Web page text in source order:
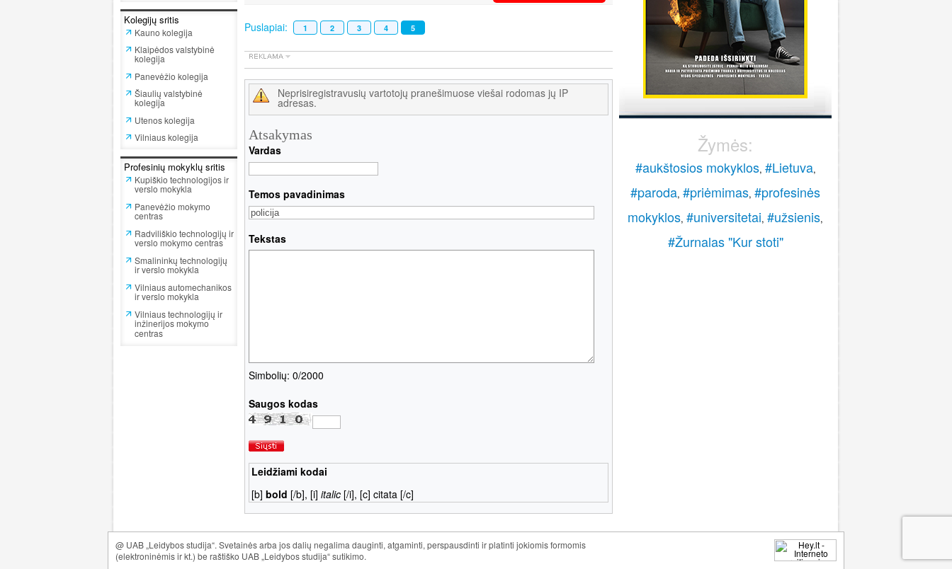
Kolegijų sritis
Kauno kolegija
Klaipėdos valstybinė
kolegija
Panevėžio kolegija
Šiaulių valstybinė
kolegija
Utenos kolegija
Vilniaus kolegija
Profesinių mokyklų sritis
Kupiškio technologijos ir
verslo mokykla
Panevėžio mokymo
centras
Radviliškio technologijų ir
verslo mokymo centras
Smalininkų technologijų
ir verslo mokykla
Vilniaus automechanikos
ir verslo mokykla
Vilniaus technologijų ir
inžinerijos mokymo
centras
Puslapiai: 1 2 3 4 5
Neprisiregistravusių vartotojų pranešimuose viešai rodomas jų IP
adresas.
Atsakymas
Vardas
Temos pavadinimas
Tekstas
Simbolių: 0/2000
Saugos kodas
Leidžiami kodai
[b] bold [/b], [i] italic [/i], [c] citata [/c]
Žymės:
#aukštosios mokyklos, #Lietuva,
#paroda, #priėmimas, #profesinės
mokyklos, #universitetai, #užsienis,
#Žurnalas "Kur stoti"
@ UAB „Leidybos studija“. Svetainės arba jos dalių negalima dauginti, atgaminti, perspausdinti ir platinti jokiomis formomis
(elektroninėmis ir kt.) be raštiško UAB „Leidybos studija“ sutikimo.